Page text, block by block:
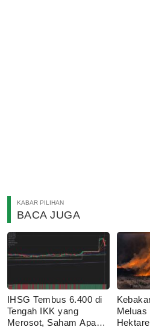
KABAR PILIHAN
BACA JUGA
IHSG Tembus 6.400 di
Tengah IKK yang
Merosot, Saham Apa
Meluas
Hektare